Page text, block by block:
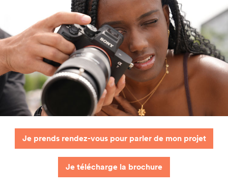
Je prends rendez-vous pour parler de mon projet
Je télécharge la brochure